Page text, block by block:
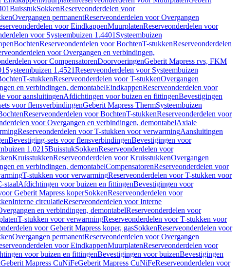
BuisstukSokkenReserveonderdelen voor
Overgangen permanentReserveonderdelen voor Overgangen
voor EindkappenMuurplatenReserveonderdelen voor
voor Systeembuizen 1.4401 Systeembuizen
BochtenReserveonderdelen voor BochtenT-stukkenReserveonderdelen
voor Overgangen en verbindingen,
voor CompensatorenDoorvoeringenGeberit Mapress rvs, FKM
Systeembuizen 1.4521Reserveonderdelen voor Systeembuizen
T-stukkenReserveonderdelen voor T-stukkenOvergangen
en verbindingen, demontabelEindkappenReserveonderdelen voor
voor aansluitingenAfdichtingen voor buizen en fittingenBevestigingen
voor flensverbindingenGeberit Mapress ThermSysteembuizen
Reserveonderdelen voor BochtenT-stukkenReserveonderdelen voor
voor Overgangen en verbindingen, demontabelAxiale
Reserveonderdelen voor T-stukken voor verwarmingAansluitingen
Bevestiging-sets voor flensverbindingenBevestigingen voor
1.0215BuisstukSokkenReserveonderdelen voor
KruisstukkenReserveonderdelen voor KruisstukkenOvergangen
en verbindingen, demontabelCompensatorenReserveonderdelen voor
T-stukken voor verwarmingReserveonderdelen voor T-stukken voor
staalAfdichtingen voor buizen en fittingenBevestigingen voor
Geberit Mapress koperSokkenReserveonderdelen voor
Interne circulatieReserveonderdelen voor Interne
en verbindingen, demontabelReserveonderdelen voor
T-stukken voor verwarmingReserveonderdelen voor T-stukken voor
voor Geberit Mapress koper, gasSokkenReserveonderdelen voor
Overgangen permanentReserveonderdelen voor Overgangen
voor EindkappenMuurplatenReserveonderdelen voor
voor buizen en fittingenBevestigingen voor buizenBevestigingen
Geberit Mapress CuNiFeGeberit Mapress CuNiFeReserveonderdelen voor